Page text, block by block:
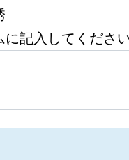
記入してくださ